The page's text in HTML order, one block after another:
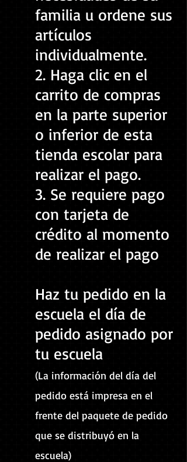
familia u ordene sus
artículos
individualmente.
2. Haga clic en el
carrito de compras
en la parte superior
o inferior de esta
tienda escolar para
realizar el pago.
3. Se requiere pago
con tarjeta de
crédito al momento
de realizar el pago
Haz tu pedido en la
escuela el día de
pedido asignado por
tu escuela
(La información del día del
pedido está impresa en el
frente del paquete de pedido
que se distribuyó en la
escuela)